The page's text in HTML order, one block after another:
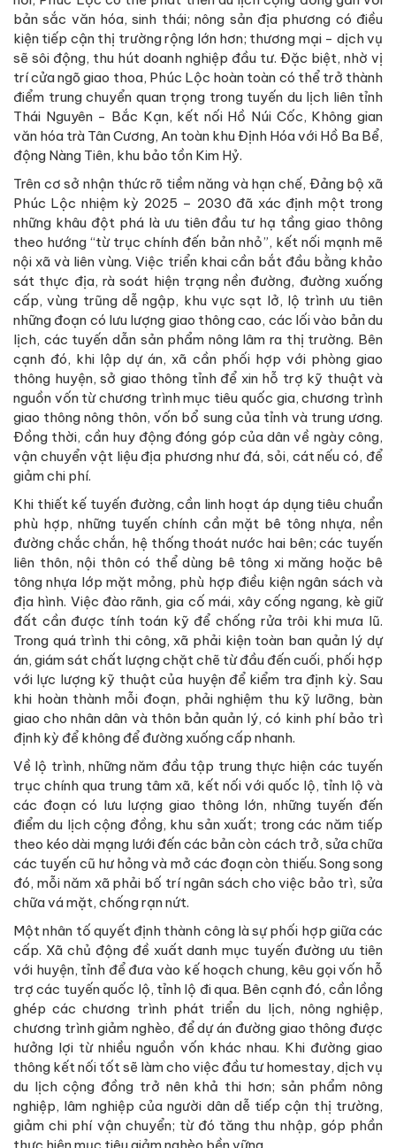
bản sắc văn hóa, sinh thái; nông sản địa phương có điều
kiện tiếp cận thị trường rộng lớn hơn; thương mại - dịch vụ
sẽ sôi động, thu hút doanh nghiệp đầu tư. Đặc biệt, nhờ vị
trí cửa ngõ giao thoa, Phúc Lộc hoàn toàn có thể trở thành
điểm trung chuyển quan trọng trong tuyến du lịch liên tỉnh
Thái Nguyên - Bắc Kạn, kết nối Hồ Núi Cốc, Không gian
văn hóa trà Tân Cương, An toàn khu Định Hóa với Hồ Ba Bể,
động Nàng Tiên, khu bảo tồn Kim Hỷ.
Trên cơ sở nhận thức rõ tiềm năng và hạn chế, Đảng bộ xã
Phúc Lộc nhiệm kỳ 2025 – 2030 đã xác định một trong
những khâu đột phá là ưu tiên đầu tư hạ tầng giao thông
theo hướng “từ trục chính đến bản nhỏ”, kết nối mạnh mẽ
nội xã và liên vùng. Việc triển khai cần bắt đầu bằng khảo
sát thực địa, rà soát hiện trạng nền đường, đường xuống
cấp, vùng trũng dễ ngập, khu vực sạt lở, lộ trình ưu tiên
những đoạn có lưu lượng giao thông cao, các lối vào bản du
lịch, các tuyến dẫn sản phẩm nông lâm ra thị trường. Bên
cạnh đó, khi lập dự án, xã cần phối hợp với phòng giao
thông huyện, sở giao thông tỉnh để xin hỗ trợ kỹ thuật và
nguồn vốn từ chương trình mục tiêu quốc gia, chương trình
giao thông nông thôn, vốn bổ sung của tỉnh và trung ương.
Đồng thời, cần huy động đóng góp của dân về ngày công,
vận chuyển vật liệu địa phương như đá, sỏi, cát nếu có, để
giảm chi phí.
Khi thiết kế tuyến đường, cần linh hoạt áp dụng tiêu chuẩn
phù hợp, những tuyến chính cần mặt bê tông nhựa, nền
đường chắc chắn, hệ thống thoát nước hai bên; các tuyến
liên thôn, nội thôn có thể dùng bê tông xi măng hoặc bê
tông nhựa lớp mặt mỏng, phù hợp điều kiện ngân sách và
địa hình. Việc đào rãnh, gia cố mái, xây cống ngang, kè giữ
đất cần được tính toán kỹ để chống rửa trôi khi mưa lũ.
Trong quá trình thi công, xã phải kiện toàn ban quản lý dự
án, giám sát chất lượng chặt chẽ từ đầu đến cuối, phối hợp
với lực lượng kỹ thuật của huyện để kiểm tra định kỳ. Sau
khi hoàn thành mỗi đoạn, phải nghiệm thu kỹ lưỡng, bàn
giao cho nhân dân và thôn bản quản lý, có kinh phí bảo trì
định kỳ để không để đường xuống cấp nhanh.
Về lộ trình, những năm đầu tập trung thực hiện các tuyến
trục chính qua trung tâm xã, kết nối với quốc lộ, tỉnh lộ và
các đoạn có lưu lượng giao thông lớn, những tuyến đến
điểm du lịch cộng đồng, khu sản xuất; trong các năm tiếp
theo kéo dài mạng lưới đến các bản còn cách trở, sửa chữa
các tuyến cũ hư hỏng và mở các đoạn còn thiếu. Song song
đó, mỗi năm xã phải bố trí ngân sách cho việc bảo trì, sửa
chữa vá mặt, chống rạn nứt.
Một nhân tố quyết định thành công là sự phối hợp giữa các
cấp. Xã chủ động đề xuất danh mục tuyến đường ưu tiên
với huyện, tỉnh để đưa vào kế hoạch chung, kêu gọi vốn hỗ
trợ các tuyến quốc lộ, tỉnh lộ đi qua. Bên cạnh đó, cần lồng
ghép các chương trình phát triển du lịch, nông nghiệp,
chương trình giảm nghèo, để dự án đường giao thông được
hưởng lợi từ nhiều nguồn vốn khác nhau. Khi đường giao
thông kết nối tốt sẽ làm cho việc đầu tư homestay, dịch vụ
du lịch cộng đồng trở nên khả thi hơn; sản phẩm nông
nghiệp, lâm nghiệp của người dân dễ tiếp cận thị trường,
giảm chi phí vận chuyển; từ đó tăng thu nhập, góp phần